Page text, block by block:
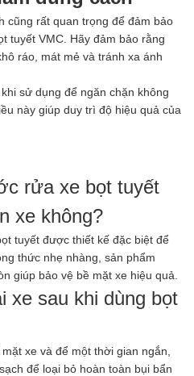
cũng rất quan trọng để đảm bảo
tuyết VMC. Hãy đảm bảo rằng
ráo, mát mẻ và tránh xa ánh
sử dụng để ngăn chặn không
này giúp duy trì độ hiệu quả của
rửa xe bọt tuyết
xe không?
tuyết được thiết kế đặc biệt để
thức nhẹ nhàng, sản phẩm
giúp bảo vệ bề mặt xe hiệu quả.
xe sau khi dùng bọt
xe và để một thời gian ngắn,
để loại bỏ hoàn toàn bụi bẩn